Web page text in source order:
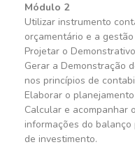
Módulo 2
Utilizar instrumento
orçamentário e a
Projetar o
Gerar a Demonstração
nos princípios de
Elaborar o
Calcular e acompanhar
informações do
de investimento.